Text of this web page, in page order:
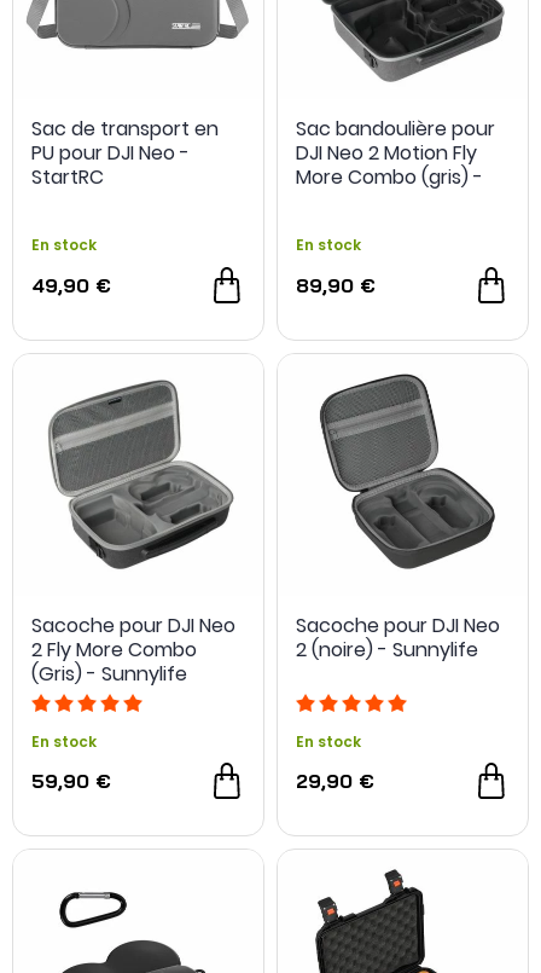
Sac de transport en
PU pour DJI Neo -
StartRC
En stock
49,90 €
Sac bandoulière pour
DJI Neo 2 Motion Fly
More Combo (gris) -
En stock
89,90 €
Sacoche pour DJI Neo
2 Fly More Combo
(Gris) - Sunnylife
En stock
59,90 €
Sacoche pour DJI Neo
2 (noire) - Sunnylife
En stock
29,90 €